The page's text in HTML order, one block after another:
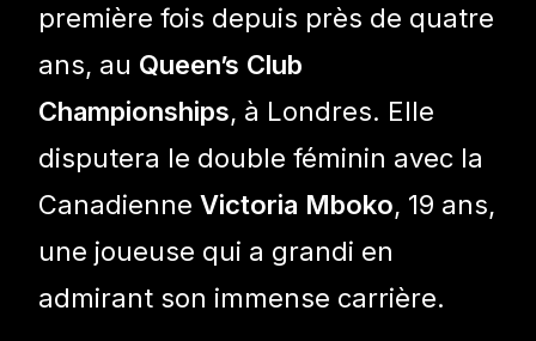
première fois depuis près de quatre
ans, au Queen’s Club
Championships, à Londres. Elle
disputera le double féminin avec la
CanadienneVictoria Mboko, 19 ans,
une joueuse qui a grandi en
admirant son immense carrière.